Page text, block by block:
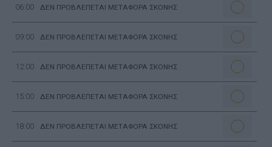
06:00 ΔΕΝ ΠΡΟΒΛΕΠΕΤΑΙ ΜΕΤΑΦΟΡΑ ΣΚΟΝΗΣ
09:00 ΔΕΝ ΠΡΟΒΛΕΠΕΤΑΙ ΜΕΤΑΦΟΡΑ ΣΚΟΝΗΣ
12:00 ΔΕΝ ΠΡΟΒΛΕΠΕΤΑΙ ΜΕΤΑΦΟΡΑ ΣΚΟΝΗΣ
15:00 ΔΕΝ ΠΡΟΒΛΕΠΕΤΑΙ ΜΕΤΑΦΟΡΑ ΣΚΟΝΗΣ
18:00 ΔΕΝ ΠΡΟΒΛΕΠΕΤΑΙ ΜΕΤΑΦΟΡΑ ΣΚΟΝΗΣ